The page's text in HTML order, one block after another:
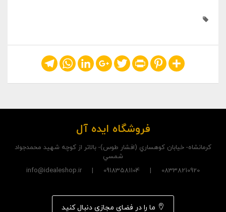
Share
Pinterest
Print
Twitter
Google+
LinkedIn
WhatsApp
Telegram
فروشگاه ایده آل
کرمانشاه- خيابان کوهساري (افشار طوس)- بالاتر از کوچه شهيد محمدجواد
شمسي
08338210920 | 09183581104 | info@idealeshop.ir
ما را در فضای مجازی دنبال کنید